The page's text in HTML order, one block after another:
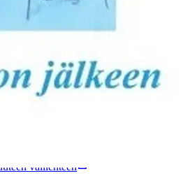
tuotetietoihin?
tuotetiedoissa on puutteita tai niitä
välilehteen